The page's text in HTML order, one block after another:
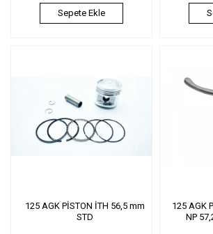
Sepete Ekle
125 AGK PİSTON İTH 56,5 mm
STD
125 AGK
NP